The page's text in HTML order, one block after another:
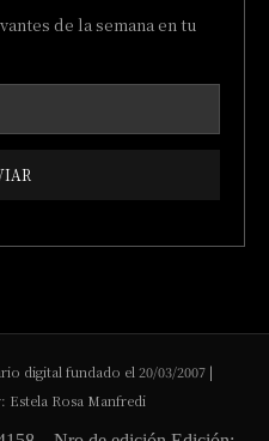
de la semana en tu
digital fundado el 20/03/2007 |
Rosa Manfredi